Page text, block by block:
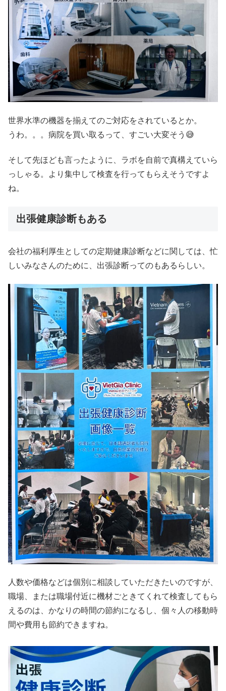
世界水準の機器を揃えてのご対応をされているとか。
うわ。。。病院を買い取るって、すごい大変そう😅
そして先ほども言ったように、ラボを自前で真構えていら
っしゃる。より集中して検査を行ってもらえそうですよ
ね。
出張健康診断もある
会社の福利厚生としての定期健康診断などに関しては、忙
しいみなさんのために、出張診断ってのもあるらしい。
人数や価格などは個別に相談していただきたいのですが、
職場、または職場付近に機材ごときてくれて検査してもら
えるのは、かなりの時間の節約になるし、個々人の移動時
間や費用も節約できますね。